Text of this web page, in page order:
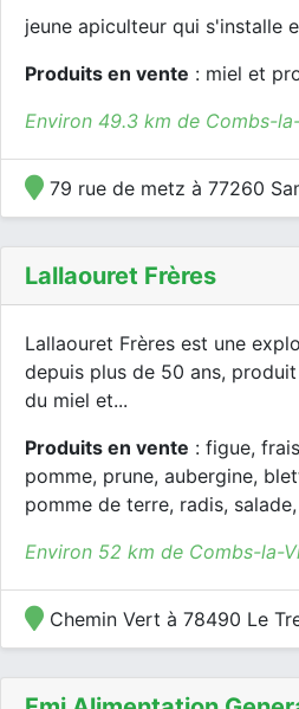
jeune apiculteur qui s'installe
Produits en vente : miel et
Environ 49.3 km de Combs-
79 rue de metz à 77260
Lallaouret Frères
Lallaouret Frères est une
depuis plus de 50 ans,
du miel et...
Produits en vente : figue,
pomme, prune, aubergine,
pomme de terre, radis,
Environ 52 km de Combs-la-
Chemin Vert à 78490 Le